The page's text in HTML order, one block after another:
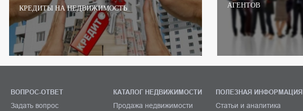
КРЕДИТЫ НА НЕДВИЖИМОСТЬ
АГЕНТОВ
ВОПРОС-ОТВЕТ
Задать вопрос
КАТАЛОГ НЕДВИЖИМОСТИ
Продажа недвижимости
ПОЛЕЗНАЯ ИНФОРМАЦИЯ
Статьи и аналитика